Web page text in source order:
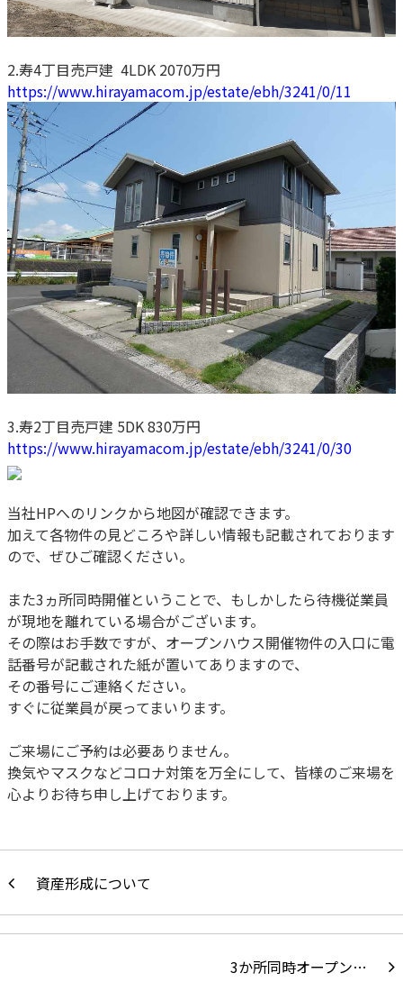
2.寿4丁目売戸建 4LDK 2070万円
https://www.hirayamacom.jp/estate/ebh/3241/0/11
3.寿2丁目売戸建 5DK 830万円
https://www.hirayamacom.jp/estate/ebh/3241/0/30
当社HPへのリンクから地図が確認できます。
加えて各物件の見どころや詳しい情報も記載されております
ので、ぜひご確認ください。
また3ヵ所同時開催ということで、もしかしたら待機従業員
が現地を離れている場合がございます。
その際はお手数ですが、オープンハウス開催物件の入口に電
話番号が記載された紙が置いてありますので、
その番号にご連絡ください。
すぐに従業員が戻ってまいります。
ご来場にご予約は必要ありません。
換気やマスクなどコロナ対策を万全にして、皆様のご来場を
心よりお待ち申し上げております。
資産形成について
3か所同時オープン…